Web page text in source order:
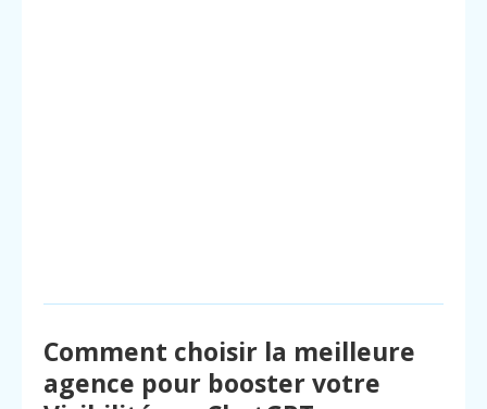
Comment choisir la meilleure
agence pour booster votre